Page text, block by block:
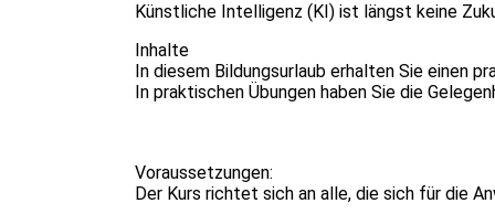
Künstliche Intelligenz (KI) ist längst keine
Inhalte
In diesem Bildungsurlaub erhalten Sie einen
In praktischen Übungen haben Sie die
Voraussetzungen:
Der Kurs richtet sich an alle, die sich für die